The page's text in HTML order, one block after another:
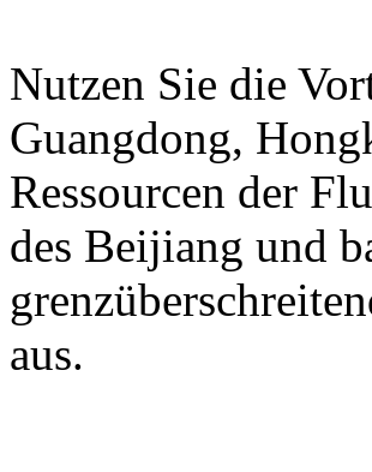
Nutzen Sie die
Guangdong,
Ressourcen der
des Beijiang und
aus.